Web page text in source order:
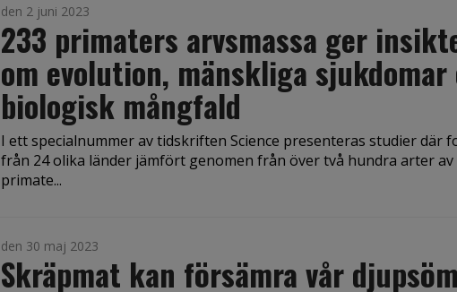
den 2 juni 2023
233 primaters arvsmassa ger
om evolution, mänskliga sjukdomar
biologisk mångfald
I ett specialnummer av tidskriften Science presenteras studier där
från 24 olika länder jämfört genomen från över två hundra arter av
primate...
den 30 maj 2023
Skräpmat kan försämra vår